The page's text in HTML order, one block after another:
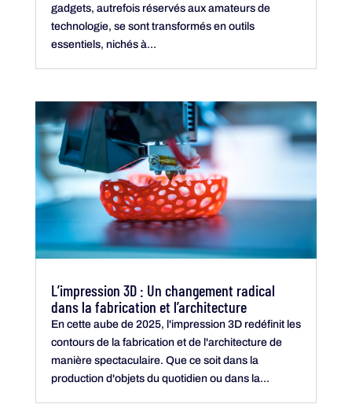
gadgets, autrefois réservés aux amateurs de
technologie, se sont transformés en outils
essentiels, nichés à...
L’impression 3D : Un changement radical
dans la fabrication et l’architecture
En cette aube de 2025, l'impression 3D redéfinit les
contours de la fabrication et de l'architecture de
manière spectaculaire. Que ce soit dans la
production d'objets du quotidien ou dans la...